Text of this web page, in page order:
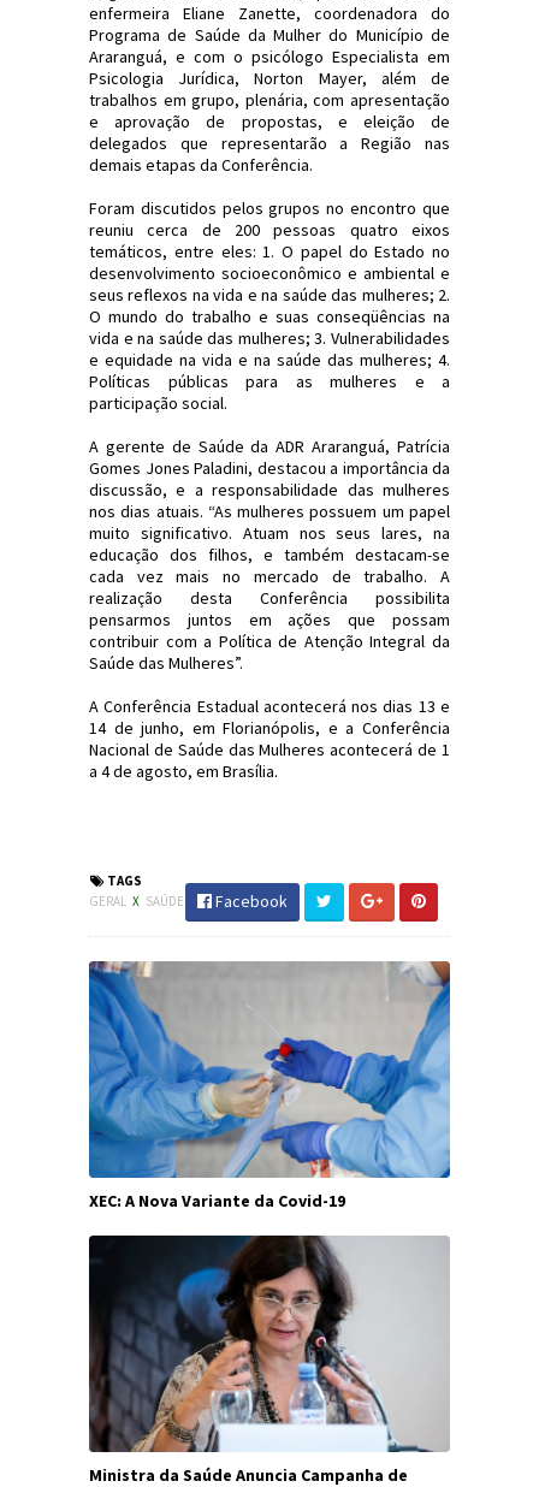
enfermeira Eliane Zanette, coordenadora do
Programa de Saúde da Mulher do Município de
Araranguá, e com o psicólogo Especialista em
Psicologia Jurídica, Norton Mayer, além de
trabalhos em grupo, plenária, com apresentação
e aprovação de propostas, e eleição de
delegados que representarão a Região nas
demais etapas da Conferência.
Foram discutidos pelos grupos no encontro que
reuniu cerca de 200 pessoas quatro eixos
temáticos, entre eles: 1. O papel do Estado no
desenvolvimento socioeconômico e ambiental e
seus reflexos na vida e na saúde das mulheres; 2.
O mundo do trabalho e suas conseqüências na
vida e na saúde das mulheres; 3. Vulnerabilidades
e equidade na vida e na saúde das mulheres; 4.
Políticas públicas para as mulheres e a
participação social.
A gerente de Saúde da ADR Araranguá, Patrícia
Gomes Jones Paladini, destacou a importância da
discussão, e a responsabilidade das mulheres
nos dias atuais. “As mulheres possuem um papel
muito significativo. Atuam nos seus lares, na
educação dos filhos, e também destacam-se
cada vez mais no mercado de trabalho. A
realização desta Conferência possibilita
pensarmos juntos em ações que possam
contribuir com a Política de Atenção Integral da
Saúde das Mulheres”.
A Conferência Estadual acontecerá nos dias 13 e
14 de junho, em Florianópolis, e a Conferência
Nacional de Saúde das Mulheres acontecerá de 1
a 4 de agosto, em Brasília.
TAGS
GERAL X SAÚDE Facebook
XEC: A Nova Variante da Covid-19
Ministra da Saúde Anuncia Campanha de